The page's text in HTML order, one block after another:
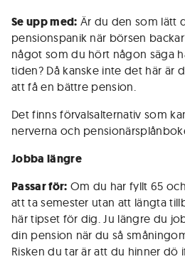
Se upp med: Är du den som lätt
pensionspanik när börsen
något som du hört någon säga
tiden? Då kanske inte det här är
att få en bättre pension.
Det finns förvalsalternativ som
nerverna och
Jobba längre
Passar för: Om du har fyllt 65
att ta semester utan att längta
här tipset för dig. Ju längre du
din pension när du så
Risken du tar är att du hinner dö